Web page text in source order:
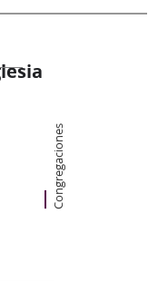
Congregaciones